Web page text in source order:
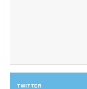
TWITTER